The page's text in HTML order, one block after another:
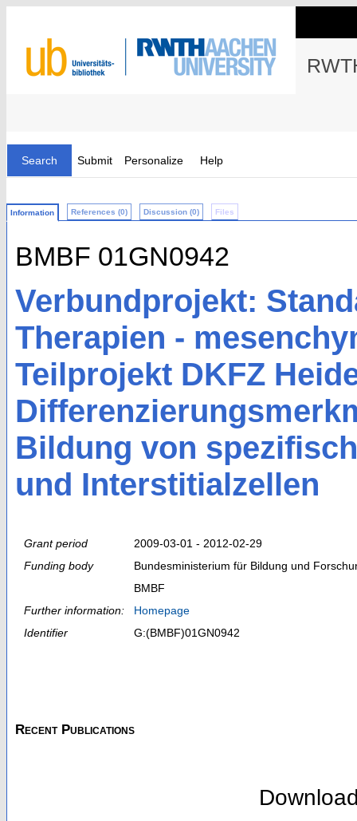
Search Submit Personalize Help
Information References (0) Discussion (0) Files
BMBF 01GN0942
Verbundprojekt:
Therapien -
Teilprojekt DKFZ
Bildung von
und Interstitialzellen
Grant period
2009-03-01 - 2012-02-29
Funding body
Bundesministerium für Bildung und
BMBF
Further information:
Homepage
Identifier
G:(BMBF)01GN0942
Recent Publications